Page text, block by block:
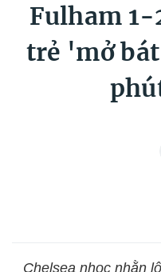
Fulham 1-
trẻ 'mở
Chelsea nhọc nhằn